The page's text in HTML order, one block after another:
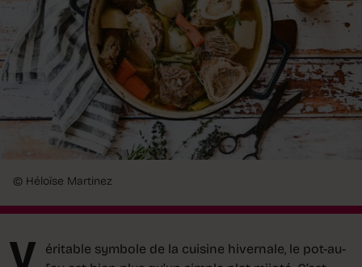
© Héloïse Martinez
V
éritable symbole de la cuisine hivernale, le pot-au-